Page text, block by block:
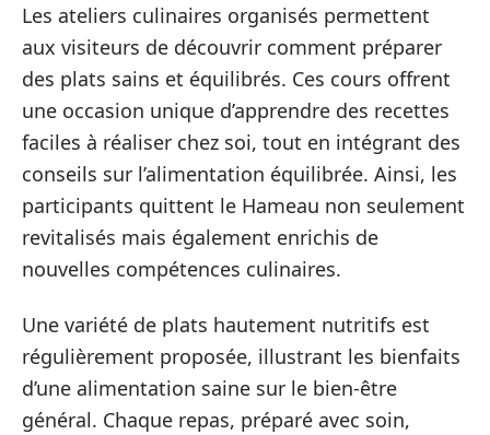
Les ateliers culinaires organisés permettent
aux visiteurs de découvrir comment préparer
des plats sains et équilibrés. Ces cours offrent
une occasion unique d’apprendre des recettes
faciles à réaliser chez soi, tout en intégrant des
conseils sur l’alimentation équilibrée. Ainsi, les
participants quittent le Hameau non seulement
revitalisés mais également enrichis de
nouvelles compétences culinaires.
Une variété de plats hautement nutritifs est
régulièrement proposée, illustrant les bienfaits
d’une alimentation saine sur le bien-être
général. Chaque repas, préparé avec soin,